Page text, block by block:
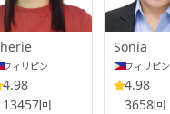
フィリピン
4.98
13457回
Sonia
フィリピン
4.98
3658回